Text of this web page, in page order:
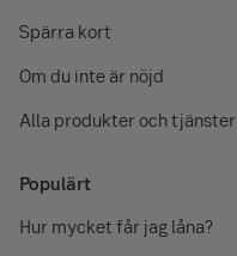
Spärra kort
Om du inte är nöjd
Alla produkter och tjänster
Populärt
Hur mycket får jag låna?